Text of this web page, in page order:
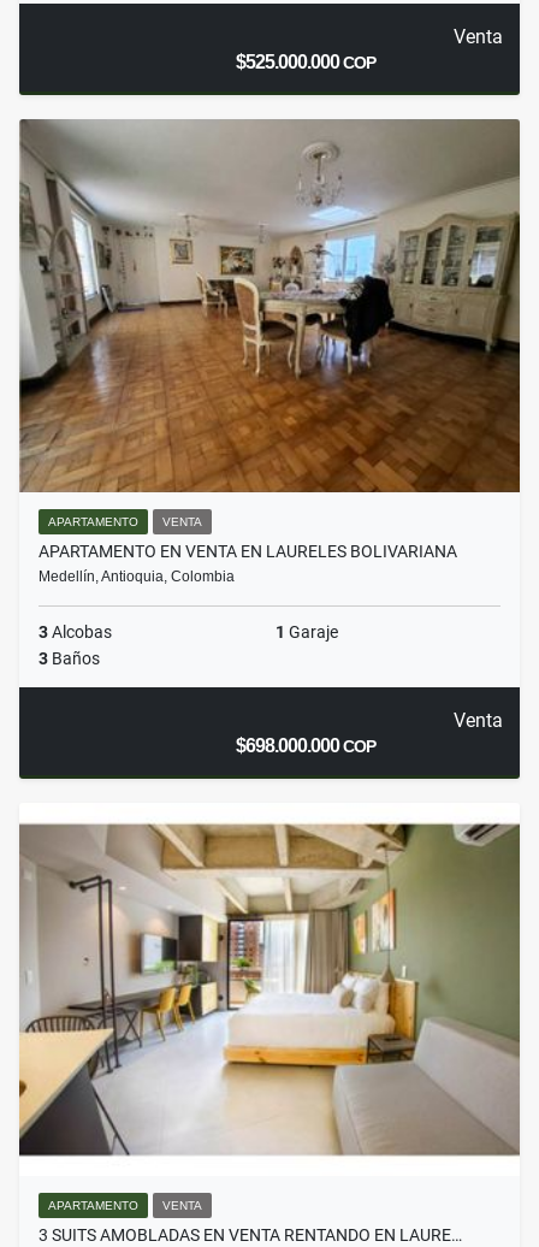
Venta
$525.000.000COP
APARTAMENTO VENTA
APARTAMENTO EN VENTA EN LAURELES BOLIVARIANA
Medellín, Antioquia, Colombia
3Alcobas 1 Garaje
3 Baños
Venta
$698.000.000COP
APARTAMENTO VENTA
3 SUITS AMOBLADAS EN VENTA RENTANDO EN LAURE…